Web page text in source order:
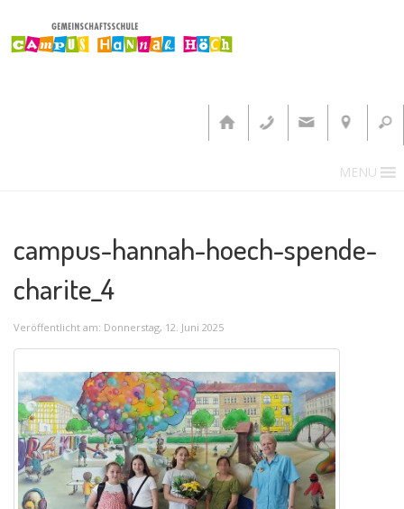
MENU
campus-hannah-hoech-spende-
charite_4
Veröffentlicht am: Donnerstag, 12. Juni 2025